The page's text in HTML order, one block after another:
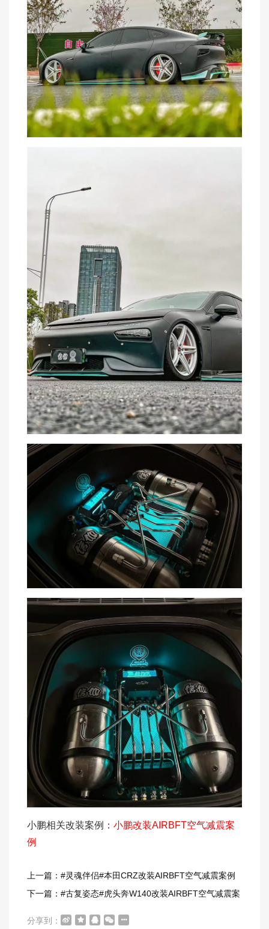
小鹏相关改装案例： 小鹏改装AIRBFT空气减震案
例
上一篇：#灵魂伴侣#本田CRZ改装AIRBFT空气减震案例
下一篇：#古复姿态#虎头奔W140改装AIRBFT空气减震案
分享到：